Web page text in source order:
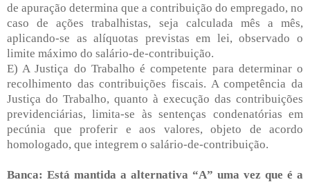
de apuração determina que a contribuição do empregado, no
caso de ações trabalhistas, seja calculada mês a mês,
aplicando-se as alíquotas previstas em lei, observado o
limite máximo do salário-de-contribuição.
E) A Justiça do Trabalho é competente para determinar o
recolhimento das contribuições fiscais. A competência da
Justiça do Trabalho, quanto à execução das contribuições
previdenciárias, limita-se às sentenças condenatórias em
pecúnia que proferir e aos valores, objeto de acordo
homologado, que integrem o salário-de-contribuição.
Banca: Está mantida a alternativa “A” uma vez que é a